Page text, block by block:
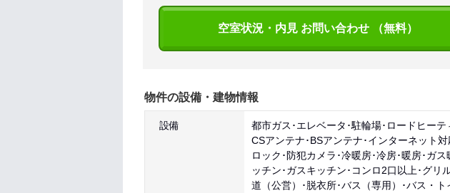
空室状況・内見 お問い合わせ （無料）
物件の設備・建物情報
設備
都市ガス･エレベータ･駐輪場･ロードヒー
CSアンテナ･BSアンテナ･インターネット
ロック･防犯カメラ･冷暖房･冷房･暖房･ガ
ッチン･ガスキッチン･コンロ2口以上･グリ
道（公営）･脱衣所･バス（専用）･バス・